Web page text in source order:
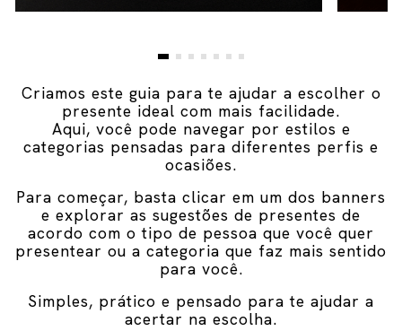
Criamos este guia para te ajudar a escolher o
presente ideal com mais facilidade.
Aqui, você pode navegar por estilos e
categorias pensadas para diferentes perfis e
ocasiões.
Para começar, basta clicar em um dos banners
e explorar as sugestões de presentes de
acordo com o tipo de pessoa que você quer
presentear ou a categoria que faz mais sentido
para você.
Simples, prático e pensado para te ajudar a
acertar na escolha.